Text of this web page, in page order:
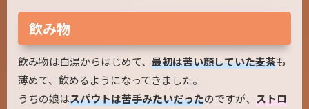
飲み物
飲み物は白湯からはじめて、 最初は苦い顔していた麦茶も
薄めて、飲めるようになってきました。
うちの娘はスパウトは苦手みたいだったのですが、 ストロ